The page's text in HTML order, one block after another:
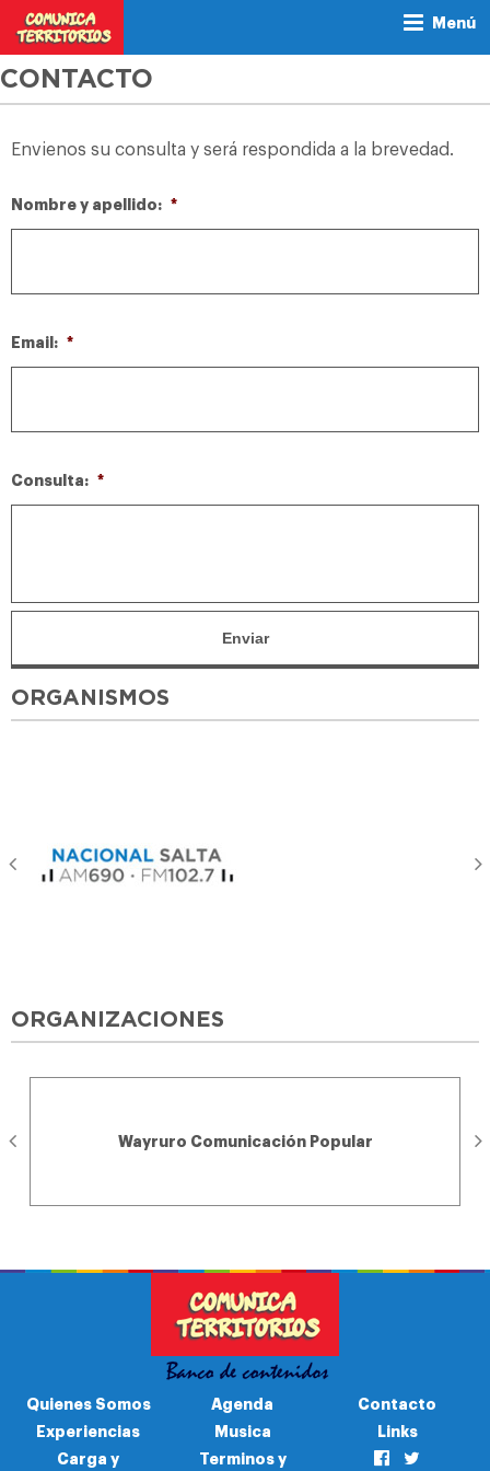
Menú
CONTACTO
Envienos su consulta y será respondida a la brevedad.
Nombre y apellido: *
Email: *
Consulta: *
ORGANISMOS
ORGANIZACIONES
Wayruro Comunicación Popular
Quienes Somos
Experiencias
Carga y
Agenda
Musica
Terminos y
Contacto
Links